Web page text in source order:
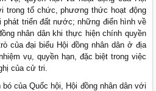
trong tổ chức, phương thức hoạt động
phát triển đất nước; những điển hình về
nhân dân khi thực hiện chính quyền
của đại biểu Hội đồng nhân dân ở địa
vụ, quyền hạn, đặc biệt trong việc
của cử tri.
của Quốc hội, Hội đồng nhân dân với